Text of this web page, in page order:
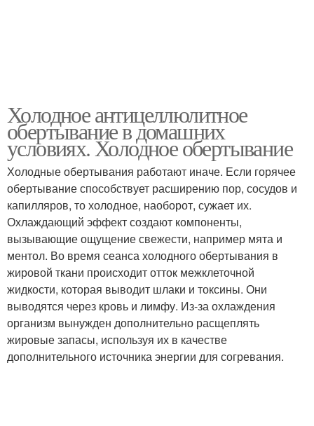
Холодное антицеллюлитное
обертывание в домашних
условиях. Холодное обертывание
Холодные обертывания работают иначе. Если горячее
обертывание способствует расширению пор, сосудов и
капилляров, то холодное, наоборот, сужает их.
Охлаждающий эффект создают компоненты,
вызывающие ощущение свежести, например мята и
ментол. Во время сеанса холодного обертывания в
жировой ткани происходит отток межклеточной
жидкости, которая выводит шлаки и токсины. Они
выводятся через кровь и лимфу. Из-за охлаждения
организм вынужден дополнительно расщеплять
жировые запасы, используя их в качестве
дополнительного источника энергии для согревания.